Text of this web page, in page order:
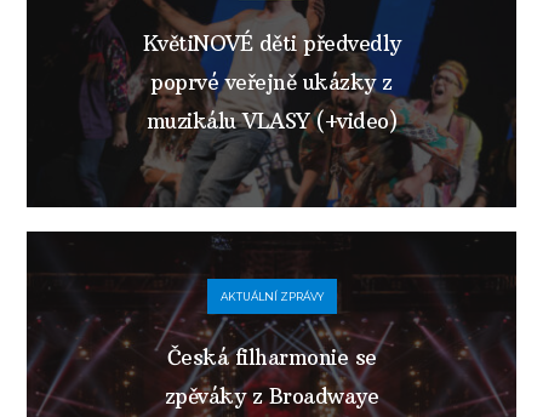
KvětiNOVÉ děti předvedly
poprvé veřejně ukázky z
muzikálu VLASY (+video)
AKTUÁLNÍ ZPRÁVY
Česká filharmonie se
zpěváky z Broadwaye